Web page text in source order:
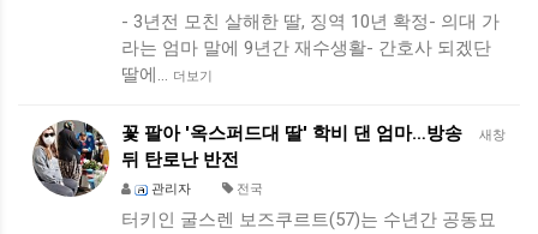
- 3년전 모친 살해한 딸, 징역 10년 확정- 의대 가
라는 엄마 말에 9년간 재수생활- 간호사 되겠단
딸에… 더보기
새창
꽃 팔아 '옥스퍼드대 딸' 학비 댄 엄마…방송
뒤 탄로난 반전
관리자 전국
터키인 굴스렌 보즈쿠르트(57)는 수년간 공동묘